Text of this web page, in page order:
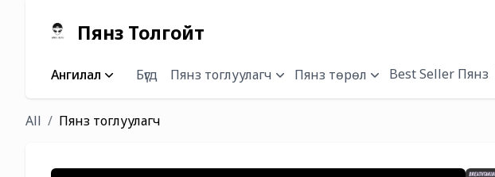
Пянз Толгойт
Ангилал Бүгд Пянз тоглуулагч Пянз төрөл Best Seller Пянз
All Пянз тоглуулагч